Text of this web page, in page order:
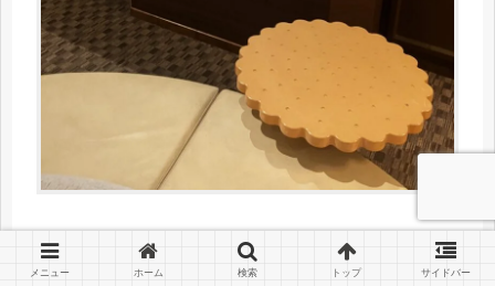
トムとジェリーのアニメが放映されていました。ク
ッキー型のテーブルが可愛い。
メニュー ホーム 検索 トップ サイドバー